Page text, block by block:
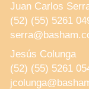
Juan Carlos
(52) (55) 5261
Jesús Colunga
(52) (55) 5261